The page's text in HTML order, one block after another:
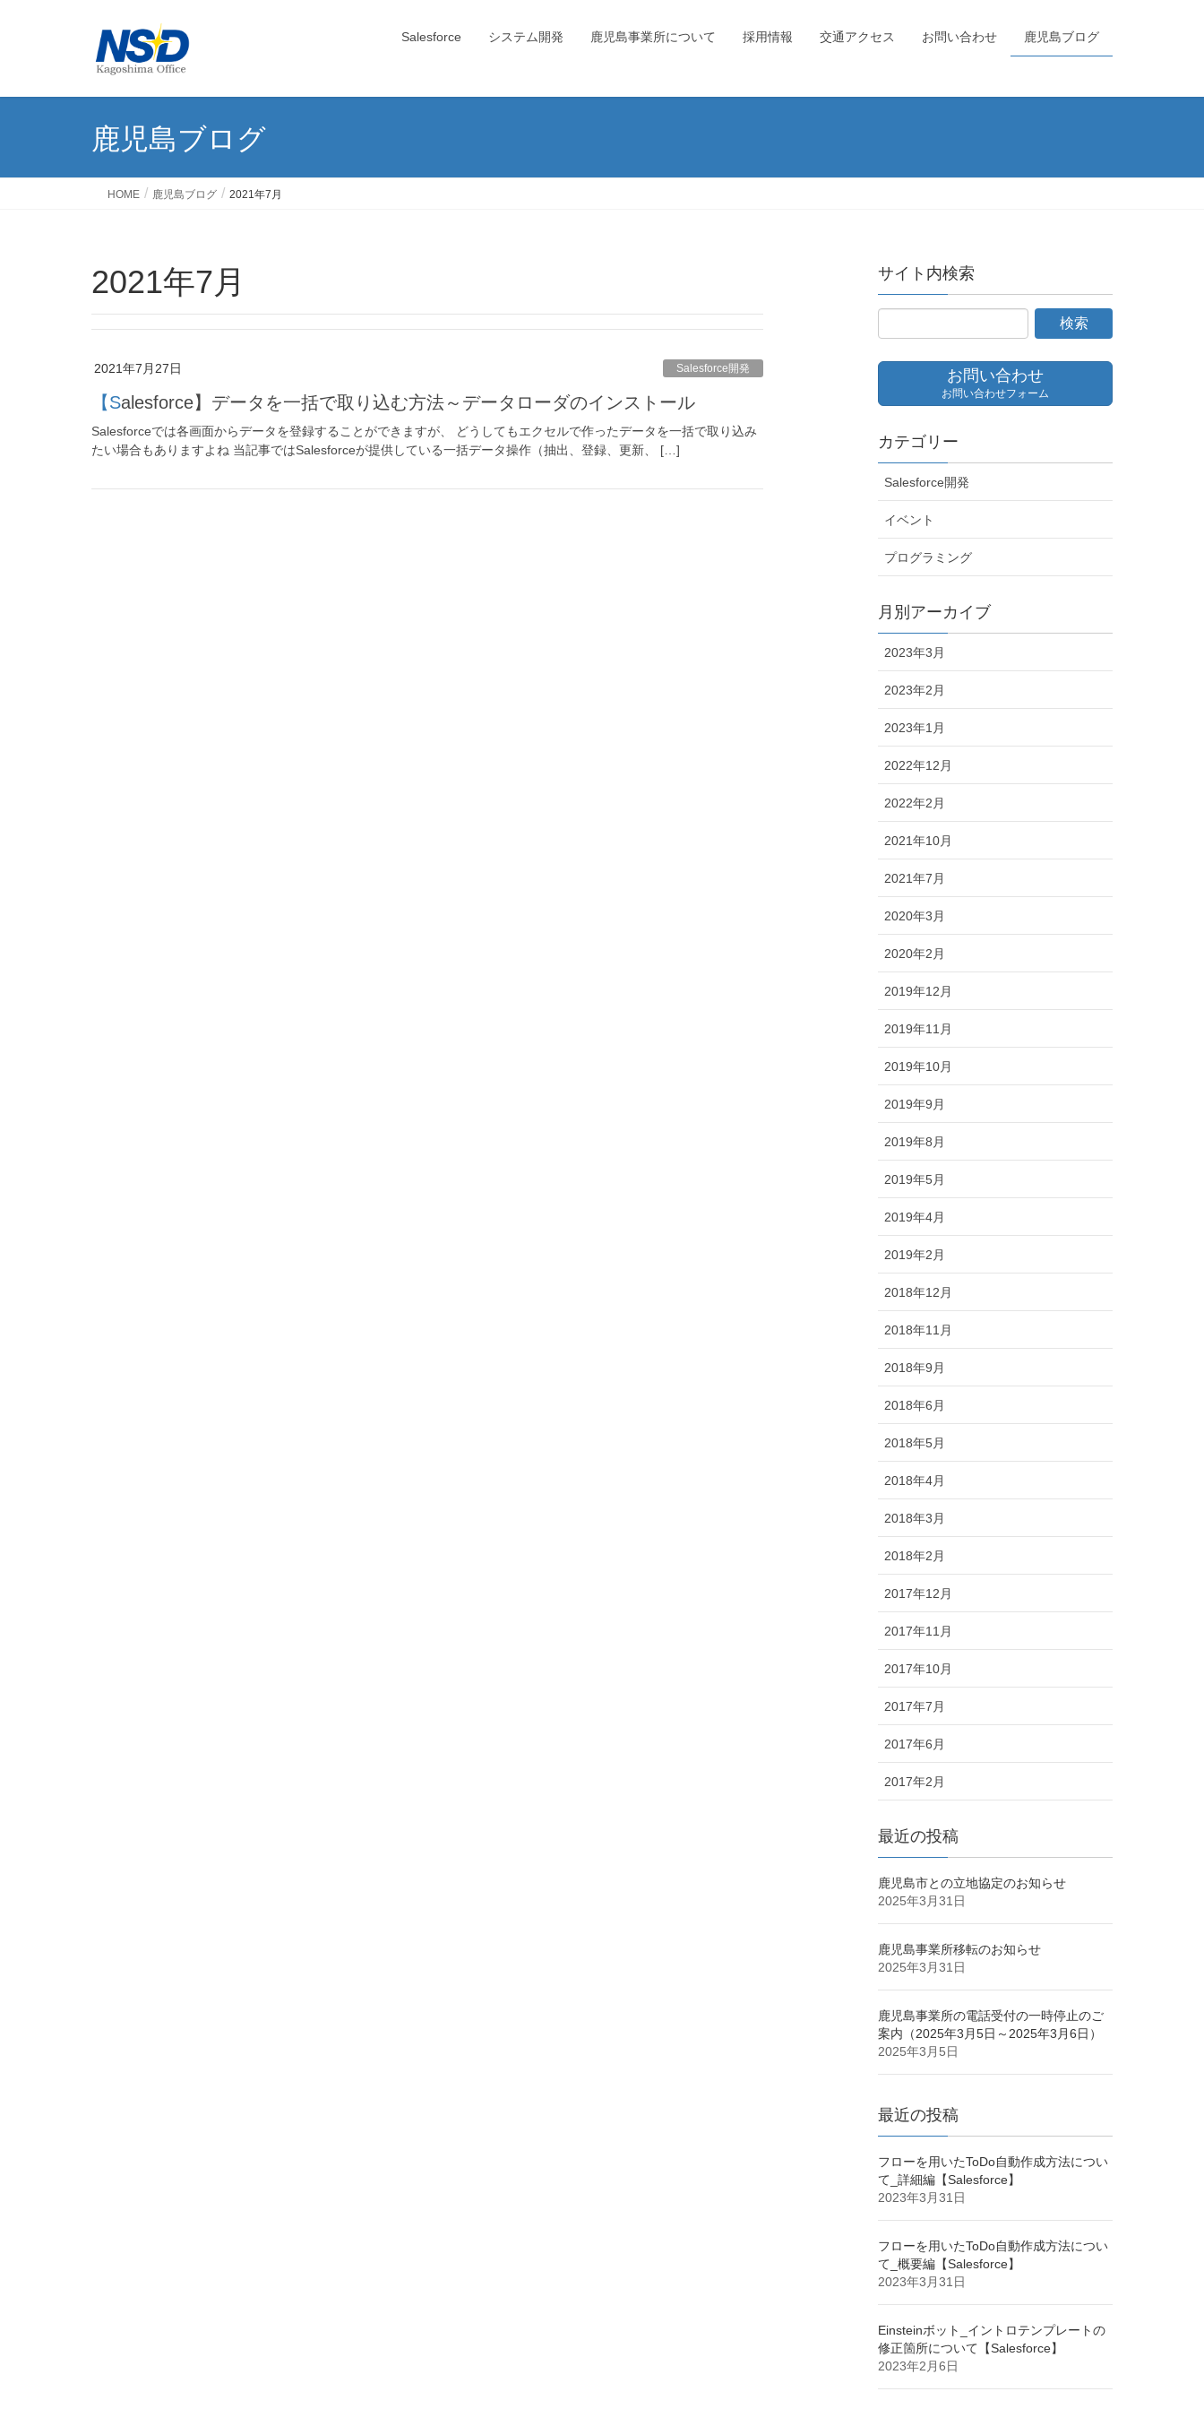
Salesforce システム開発 鹿児島事業所について 採用情報 交通アクセス お問い合わせ 鹿児島ブログ
鹿児島ブログ
HOME 鹿児島ブログ 2021年7月
2021年7月
2021年7月27日 Salesforce開発
【Salesforce】データを一括で取り込む方法～データローダのインストール
Salesforceでは各画面からデータを登録することができますが、 どうしてもエクセルで作ったデータを一括で取り込み
たい場合もありますよね 当記事ではSalesforceが提供している一括データ操作（抽出、登録、更新、 […]
サイト内検索
お問い合わせ
お問い合わせフォーム
カテゴリー
Salesforce開発
イベント
プログラミング
月別アーカイブ
2023年3月
2023年2月
2023年1月
2022年12月
2022年2月
2021年10月
2021年7月
2020年3月
2020年2月
2019年12月
2019年11月
2019年10月
2019年9月
2019年8月
2019年5月
2019年4月
2019年2月
2018年12月
2018年11月
2018年9月
2018年6月
2018年5月
2018年4月
2018年3月
2018年2月
2017年12月
2017年11月
2017年10月
2017年7月
2017年6月
2017年2月
最近の投稿
鹿児島市との立地協定のお知らせ
2025年3月31日
鹿児島事業所移転のお知らせ
2025年3月31日
鹿児島事業所の電話受付の一時停止のご
案内（2025年3月5日～2025年3月6日）
2025年3月5日
最近の投稿
フローを用いたToDo自動作成方法につい
て_詳細編【Salesforce】
2023年3月31日
フローを用いたToDo自動作成方法につい
て_概要編【Salesforce】
2023年3月31日
Einsteinボット_イントロテンプレートの
修正箇所について【Salesforce】
2023年2月6日